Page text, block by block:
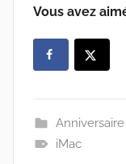
Vous avez
Anniversaire
iMac